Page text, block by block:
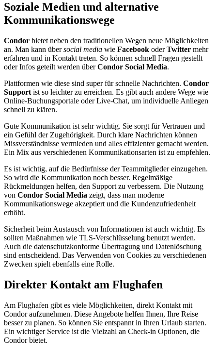
Soziale Medien und alternative
Kommunikationswege
Condor bietet neben den traditionellen Wegen neue Möglichkeiten
an. Man kann übersocial media wie Facebook oderTwitter mehr
erfahren und in Kontakt treten. So können schnell Fragen gestellt
oder Infos geteilt werden überCondor Social Media.
Plattformen wie diese sind super für schnelle Nachrichten. Condor
Support ist so leichter zu erreichen. Es gibt auch andere Wege wie
Online-Buchungsportale oder Live-Chat, um individuelle Anliegen
schnell zu klären.
Gute Kommunikation ist sehr wichtig. Sie sorgt für Vertrauen und
ein Gefühl der Zugehörigkeit. Durch klare Nachrichten können
Missverständnisse vermieden und alles effizienter gemacht werden.
Ein Mix aus verschiedenen Kommunikationsarten ist zu empfehlen.
Es ist wichtig, auf die Bedürfnisse der Teammitglieder einzugehen.
So wird die Kommunikation noch besser. Regelmäßige
Rückmeldungen helfen, den Support zu verbessern. Die Nutzung
von Condor Social Media zeigt, dass man moderne
Kommunikationswege akzeptiert und die Kundenzufriedenheit
erhöht.
Sicherheit beim Austausch von Informationen ist auch wichtig. Es
sollten Maßnahmen wie TLS-Verschlüsselung benutzt werden.
Auch die datenschutzkonforme Übertragung und Datenlöschung
sind entscheidend. Das Verwenden von Cookies zu verschiedenen
Zwecken spielt ebenfalls eine Rolle.
Direkter Kontakt am Flughafen
Am Flughafen gibt es viele Möglichkeiten, direkt Kontakt mit
Condor aufzunehmen. Diese Angebote helfen Ihnen, Ihre Reise
besser zu planen. So können Sie entspannt in Ihren Urlaub starten.
Ein wichtiger Service ist die Vielzahl an Check-in Optionen, die
Condor bietet.